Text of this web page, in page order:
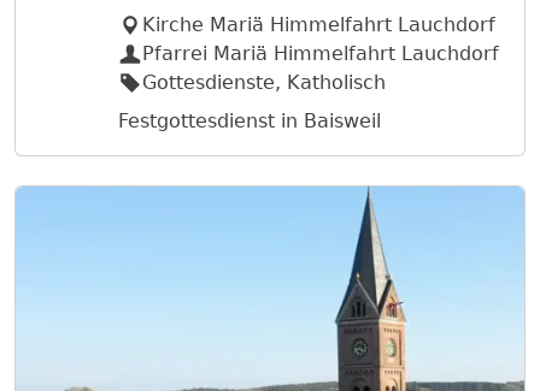
Kirche Mariä Himmelfahrt Lauchdorf
Pfarrei Mariä Himmelfahrt Lauchdorf
Gottesdienste, Katholisch
Festgottesdienst in Baisweil